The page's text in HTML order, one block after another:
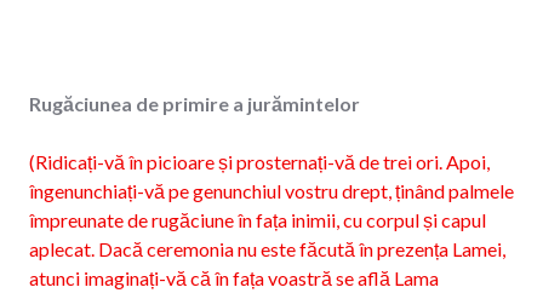
Rugăciunea de primire a jurămintelor
(Ridicați-vă în picioare și prosternați-vă de trei ori. Apoi,
îngenunchiați-vă pe genunchiul vostru drept, ținând palmele
împreunate de rugăciune în fața inimii, cu corpul și capul
aplecat. Dacă ceremonia nu este făcută în prezența Lamei,
atunci imaginați-vă că în fața voastră se află Lama